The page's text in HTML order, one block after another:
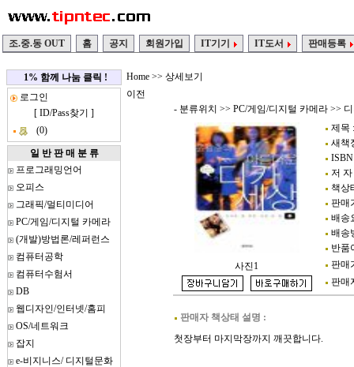
조.중.동 OUT 홈 공지 회원가입 IT기기 IT도서 판매등록
1% 함께 나눔 클릭 !
로그인
[ ID/Pass찾기 ]
(0)
일 반 판 매 분 류
프로그래밍언어
오피스
그래픽/멀티미디어
PC/게임/디지털 카메라
(개발)방법론/레퍼런스
컴퓨터공학
컴퓨터수험서
DB
웹디자인/인터넷/홈피
OS/네트워크
잡지
e-비지니스/ 디지털문화
Home >> 상세보기
이전
- 분류위치 >> PC/게임/디지털 카메라 >>
제목
새책
ISBN
저
책상
판매
배송
배송
반품
판매
판매
사진1
판매자 책상태 설명 :
첫장부터 마지막장까지 깨끗합니다.